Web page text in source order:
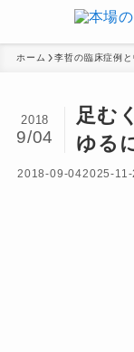
ホーム 李哲の臨床症例
足む
ゆる
2018
9/04
2018-09-042025-11-